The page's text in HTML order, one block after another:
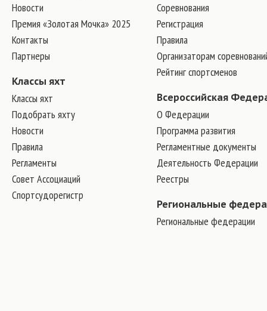
Новости
Премия «Золотая Мочка» 2025
Контакты
Партнеры
Классы яхт
Классы яхт
Подобрать яхту
Новости
Правила
Регламенты
Совет Ассоциаций
Спортсудорегистр
Соревнования
Регистрация
Правила
Организаторам
Рейтинг спортсменов
Всероссийская
О Федерации
Программа развития
Регламентные документы
Деятельность Федерации
Реестры
Региональные
Региональные федерации